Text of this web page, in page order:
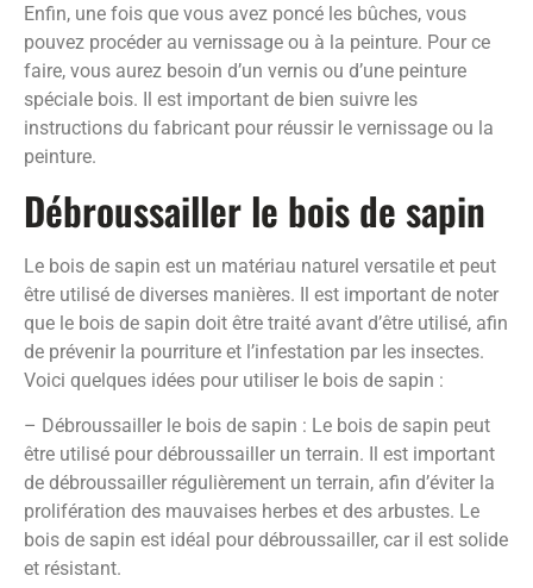
Enfin, une fois que vous avez poncé les bûches, vous
pouvez procéder au vernissage ou à la peinture. Pour ce
faire, vous aurez besoin d’un vernis ou d’une peinture
spéciale bois. Il est important de bien suivre les
instructions du fabricant pour réussir le vernissage ou la
peinture.
Débroussailler le bois de sapin
Le bois de sapin est un matériau naturel versatile et peut
être utilisé de diverses manières. Il est important de noter
que le bois de sapin doit être traité avant d’être utilisé, afin
de prévenir la pourriture et l’infestation par les insectes.
Voici quelques idées pour utiliser le bois de sapin :
– Débroussailler le bois de sapin : Le bois de sapin peut
être utilisé pour débroussailler un terrain. Il est important
de débroussailler régulièrement un terrain, afin d’éviter la
prolifération des mauvaises herbes et des arbustes. Le
bois de sapin est idéal pour débroussailler, car il est solide
et résistant.